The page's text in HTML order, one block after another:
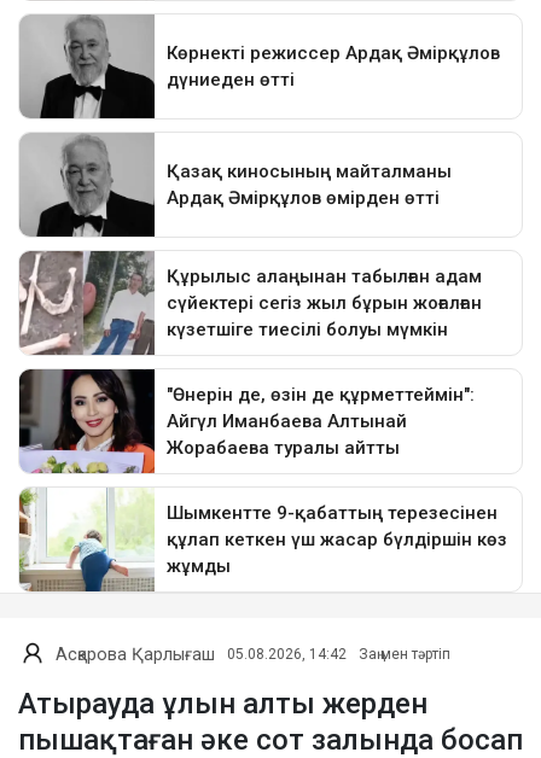
Асқарова Қарлығаш 05.08.2026, 14:42 Заң мен тәртіп
Атырауда ұлын алты жерден
пышақтаған әке сот залында босап